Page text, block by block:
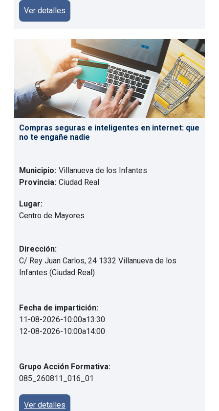
Ver detalles
Compras seguras e inteligentes en internet: que
no te engañe nadie
Municipio: Villanueva de los Infantes
Provincia: Ciudad Real
Lugar:
Centro de Mayores
Dirección:
C/ Rey Juan Carlos, 24 1332 Villanueva de los
Infantes (Ciudad Real)
Fecha de impartición:
11-08-2026-10:00a13:30
12-08-2026-10:00a14:00
Grupo Acción Formativa:
085_260811_016_01
Ver detalles